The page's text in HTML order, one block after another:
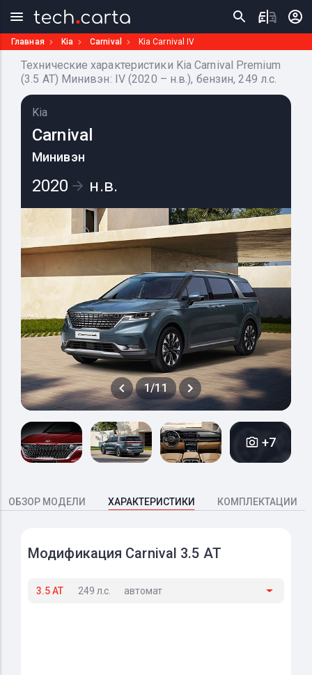
Главная Kia Carnival Kia Carnival IV
Технические характеристики Kia Carnival Premium
(3.5 AT) Минивэн: IV (2020 – н.в.), бензин, 249 л.с.
Kia
Carnival
Минивэн
2020 н.в.
1/11
+7
ОБЗОР МОДЕЛИ ХАРАКТЕРИСТИКИ КОМПЛЕКТАЦИИ
Модификация Carnival 3.5 AT
3.5 AT 249 л.с. автомат